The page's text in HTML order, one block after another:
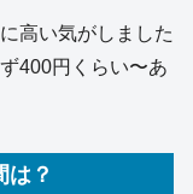
高い気がしました
400円くらい〜あ
は？